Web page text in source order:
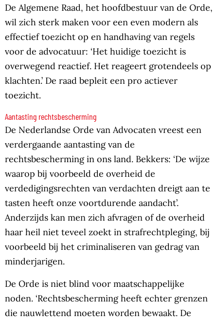
De Algemene Raad, het hoofdbestuur van de Orde,
wil zich sterk maken voor een even modern als
effectief toezicht op en handhaving van regels
voor de advocatuur: ‘Het huidige toezicht is
overwegend reactief. Het reageert grotendeels op
klachten.’ De raad bepleit een pro actiever
toezicht.
Aantasting rechtsbescherming
De Nederlandse Orde van Advocaten vreest een
verdergaande aantasting van de
rechtsbescherming in ons land. Bekkers: ‘De wijze
waarop bij voorbeeld de overheid de
verdedigingsrechten van verdachten dreigt aan te
tasten heeft onze voortdurende aandacht’.
Anderzijds kan men zich afvragen of de overheid
haar heil niet teveel zoekt in strafrechtpleging, bij
voorbeeld bij het criminaliseren van gedrag van
minderjarigen.
De Orde is niet blind voor maatschappelijke
noden. ‘Rechtsbescherming heeft echter grenzen
die nauwlettend moeten worden bewaakt. De